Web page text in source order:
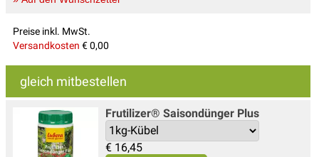
Preise inkl. MwSt.
Versandkosten € 0,00
gleich mitbestellen
Frutilizer® Saisondünger Plus
€ 16,45